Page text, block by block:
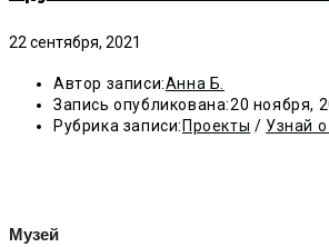
22 сентября, 2021
Автор записи:Анна Б.
Запись опубликована:20 ноября,
Рубрика записи: Проекты / Узнай
Музей